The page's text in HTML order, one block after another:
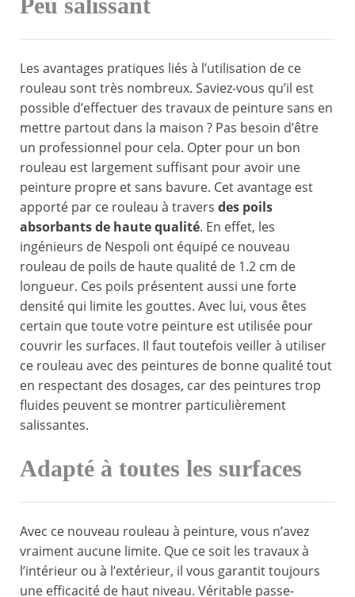
Peu salissant
Les avantages pratiques liés à l’utilisation de ce
rouleau sont très nombreux. Saviez-vous qu’il est
possible d’effectuer des travaux de peinture sans en
mettre partout dans la maison ? Pas besoin d’être
un professionnel pour cela. Opter pour un bon
rouleau est largement suffisant pour avoir une
peinture propre et sans bavure. Cet avantage est
apporté par ce rouleau à travers des poils
absorbants de haute qualité. En effet, les
ingénieurs de Nespoli ont équipé ce nouveau
rouleau de poils de haute qualité de 1.2 cm de
longueur. Ces poils présentent aussi une forte
densité qui limite les gouttes. Avec lui, vous êtes
certain que toute votre peinture est utilisée pour
couvrir les surfaces. Il faut toutefois veiller à utiliser
ce rouleau avec des peintures de bonne qualité tout
en respectant des dosages, car des peintures trop
fluides peuvent se montrer particulièrement
salissantes.
Adapté à toutes les surfaces
Avec ce nouveau rouleau à peinture, vous n’avez
vraiment aucune limite. Que ce soit les travaux à
l’intérieur ou à l’extérieur, il vous garantit toujours
une efficacité de haut niveau. Véritable passe-